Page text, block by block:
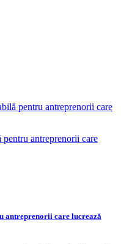
pentru antreprenorii care
antreprenorii care lucrează